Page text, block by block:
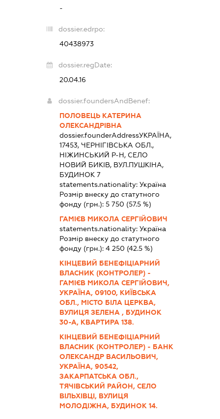
-
dossier.edrpo:
40438973
dossier.regDate:
20.04.16
dossier.foundersAndBenef:
ПОЛОВЕЦЬ КАТЕРИНА
ОЛЕКСАНДРІВНА
dossier.founderAddressУКРАЇНА,
17453, ЧЕРНІГІВСЬКА ОБЛ.,
НІЖИНСЬКИЙ Р-Н, СЕЛО
НОВИЙ БИКІВ, ВУЛ.ПУШКІНА,
БУДИНОК 7
statements.nationality:Україна
Розмір внеску до статутного
фонду (грн.):5 750 (57.5 %)
ГАМІЄВ МИКОЛА СЕРГІЙОВИЧ
statements.nationality:Україна
Розмір внеску до статутного
фонду (грн.):4 250 (42.5 %)
КІНЦЕВИЙ БЕНЕФІЦІАРНИЙ
ВЛАСНИК (КОНТРОЛЕР) -
ГАМІЄВ МИКОЛА СЕРГІЙОВИЧ,
УКРАЇНА, 09100, КИЇВСЬКА
ОБЛ., МІСТО БІЛА ЦЕРКВА,
ВУЛИЦЯ ЗЕЛЕНА , БУДИНОК
30-А, КВАРТИРА 138.
КІНЦЕВИЙ БЕНЕФІЦІАРНИЙ
ВЛАСНИК (КОНТРОЛЕР) - БАНК
ОЛЕКСАНДР ВАСИЛЬОВИЧ,
УКРАЇНА, 90542,
ЗАКАРПАТСЬКА ОБЛ.,
ТЯЧІВСЬКИЙ РАЙОН, СЕЛО
ВІЛЬХІВЦІ, ВУЛИЦЯ
МОЛОДІЖНА, БУДИНОК 14.